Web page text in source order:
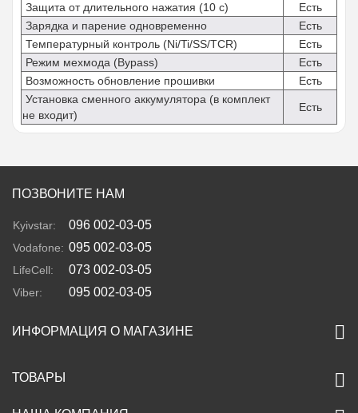
Защита от длительного нажатия (10 с)
Есть
Зарядка и парение одновременно
Есть
Температурный контроль (Ni/Ti/SS/TCR)
Есть
Режим мехмода (Bypass)
Есть
Возможность обновление прошивки
Есть
Установка сменного аккумулятора (в комплект
не входит)
Есть
ПОЗВОНИТЕ НАМ
Kyivstar: 096 002-03-05
Vodafone: 095 002-03-05
LifeCell: 073 002-03-05
Viber: 095 002-03-05
ИНФОРМАЦИЯ О МАГАЗИНЕ
ТОВАРЫ